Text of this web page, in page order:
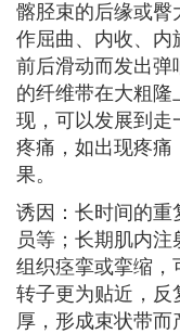
髂胫束的后缘或
作屈曲、内收、
前后滑动而发出
的纤维带在大粗
现，可以发展到
疼痛，如出现疼
果。
诱因：长时间的
员等；长期肌内
组织痉挛或挛缩
转子更为贴近，
厚，形成束状带而